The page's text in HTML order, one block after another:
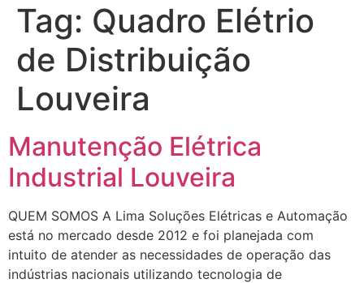
Tag: Quadro Elétrio
de Distribuição
Louveira
Manutenção Elétrica
Industrial Louveira
QUEM SOMOS A Lima Soluções Elétricas e Automação
está no mercado desde 2012 e foi planejada com
intuito de atender as necessidades de operação das
indústrias nacionais utilizando tecnologia de